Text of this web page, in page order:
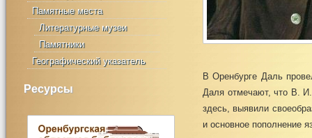
Памятные места
Литературные музеи
Памятники
Географический указатель
Ресурсы
В Оренбурге Даль
Даля отмечают, что В. И.
здесь, выявили
и основное пополнение